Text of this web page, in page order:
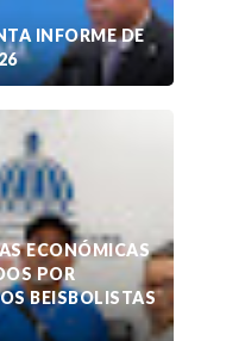
INFORME DE
ECONÓMICAS
POR
BEISBOLISTAS